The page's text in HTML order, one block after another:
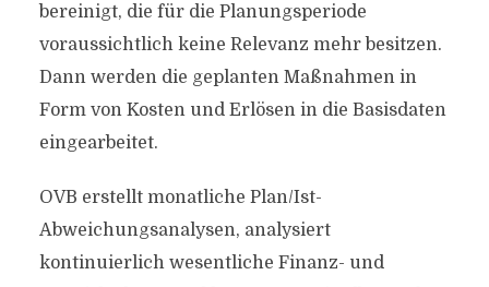
bereinigt, die für die Planungsperiode
voraussichtlich keine Relevanz mehr besitzen.
Dann werden die geplanten Maßnahmen in
Form von Kosten und Erlösen in die Basisdaten
eingearbeitet.
OVB erstellt monatliche Plan/Ist-
Abweichungsanalysen, analysiert
kontinuierlich wesentliche Finanz- und